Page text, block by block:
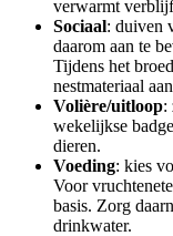
verwarmt
Sociaal: duiven
daarom aan te
Tijdens het
nestmateriaal
Volière/uitloop:
wekelijkse
dieren.
Voeding: kies
Voor
basis. Zorg
drinkwater.